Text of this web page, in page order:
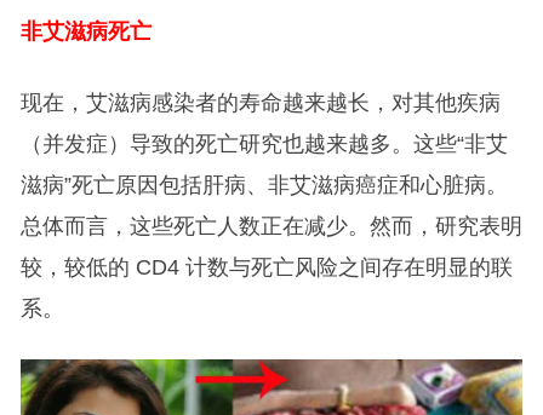
非艾滋病死亡
现在，艾滋病感染者的寿命越来越长，对其他疾病
（并发症）导致的死亡研究也越来越多。这些“非艾
滋病”死亡原因包括肝病、非艾滋病癌症和心脏病。
总体而言，这些死亡人数正在减少。然而，研究表明
较，较低的 CD4 计数与死亡风险之间存在明显的联
系。